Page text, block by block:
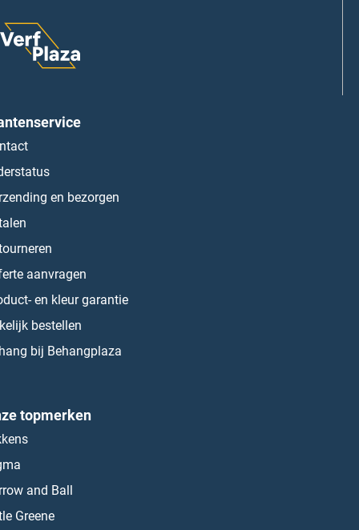
en bezorgen
aanvragen
en kleur garantie
bestellen
bij Behangplaza
topmerken
and Ball
Greene